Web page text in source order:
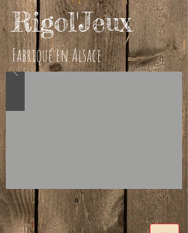
Rigol'Jeux
Fabriqué en Alsace
6